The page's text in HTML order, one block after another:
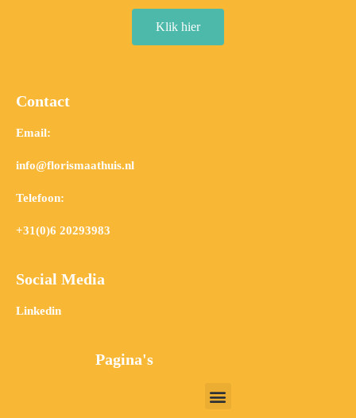
Klik hier
Contact
Email:
info@florismaathuis.nl
Telefoon:
+31(0)6 20293983
Social Media
Linkedin
Pagina's